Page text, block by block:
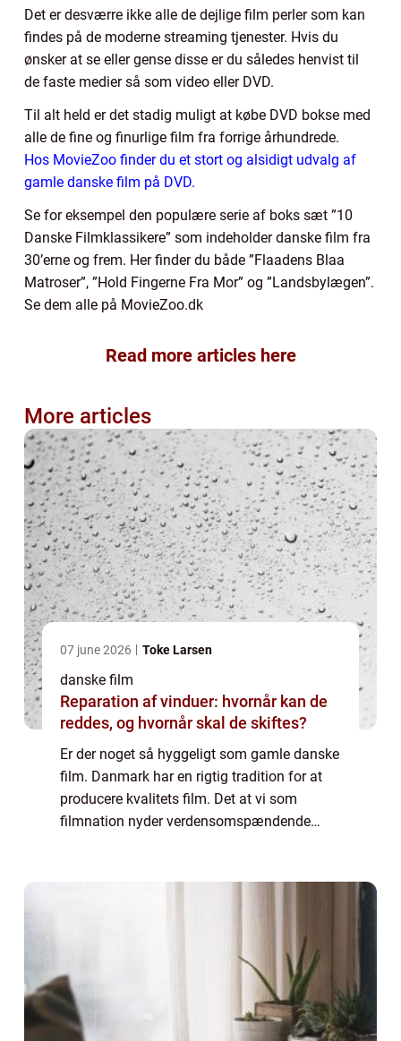
Det er desværre ikke alle de dejlige film perler som kan
findes på de moderne streaming tjenester. Hvis du
ønsker at se eller gense disse er du således henvist til
de faste medier så som video eller DVD.
Til alt held er det stadig muligt at købe DVD bokse med
alle de fine og finurlige film fra forrige århundrede.
Hos MovieZoo finder du et stort og alsidigt udvalg af
gamle danske film på DVD.
Se for eksempel den populære serie af boks sæt ”10
Danske Filmklassikere” som indeholder danske film fra
30’erne og frem. Her finder du både ”Flaadens Blaa
Matroser”, ”Hold Fingerne Fra Mor” og ”Landsbylægen”.
Se dem alle på MovieZoo.dk
Read more articles here
More articles
07 june 2026 Toke Larsen
danske film
Reparation af vinduer: hvornår kan de
reddes, og hvornår skal de skiftes?
Er der noget så hyggeligt som gamle danske
film. Danmark har en rigtig tradition for at
producere kvalitets film. Det at vi som
filmnation nyder verdensomspændende